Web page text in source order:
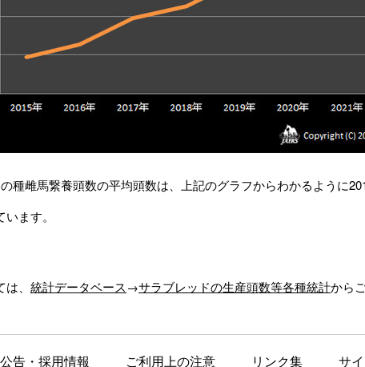
種雌馬繋養頭数の平均頭数は、上記のグラフからわかるように
ます。
、 統計データベース→サラブレッドの生産頭数等各種統計から
告・採用情報 ご利用上の注意 リンク集 サ